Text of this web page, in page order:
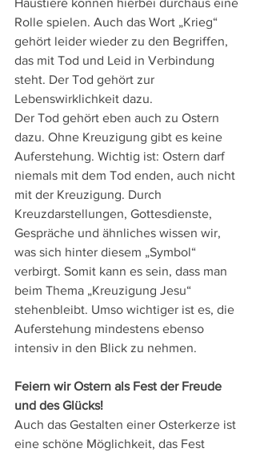
Haustiere können hierbei durchaus eine
Rolle spielen. Auch das Wort „Krieg“
gehört leider wieder zu den Begriffen,
das mit Tod und Leid in Verbindung
steht. Der Tod gehört zur
Lebenswirklichkeit dazu.
Der Tod gehört eben auch zu Ostern
dazu. Ohne Kreuzigung gibt es keine
Auferstehung. Wichtig ist: Ostern darf
niemals mit dem Tod enden, auch nicht
mit der Kreuzigung. Durch
Kreuzdarstellungen, Gottesdienste,
Gespräche und ähnliches wissen wir,
was sich hinter diesem „Symbol“
verbirgt. Somit kann es sein, dass man
beim Thema „Kreuzigung Jesu“
stehenbleibt. Umso wichtiger ist es, die
Auferstehung mindestens ebenso
intensiv in den Blick zu nehmen.
Feiern wir Ostern als Fest der Freude
und des Glücks!
Auch das Gestalten einer Osterkerze ist
eine schöne Möglichkeit, das Fest